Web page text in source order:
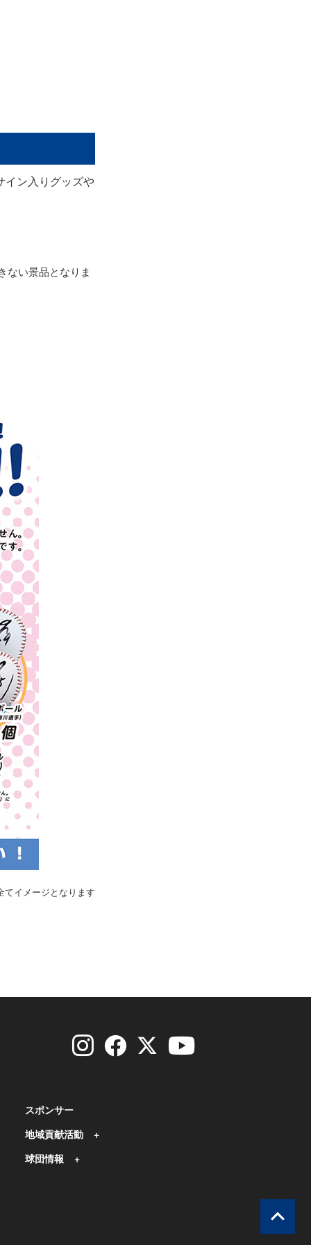
イン入りグッズや
ない景品となりま
てイメージとなります
スポンサー
地域貢献活動
球団情報